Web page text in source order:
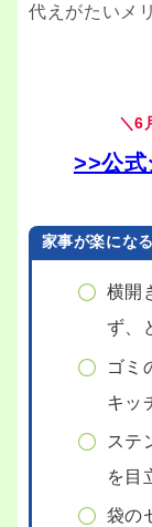
代えがたいメ
＼6
>>公式
家事が楽にな
横開
ず、
ゴミ
キッ
ステ
を目
袋の